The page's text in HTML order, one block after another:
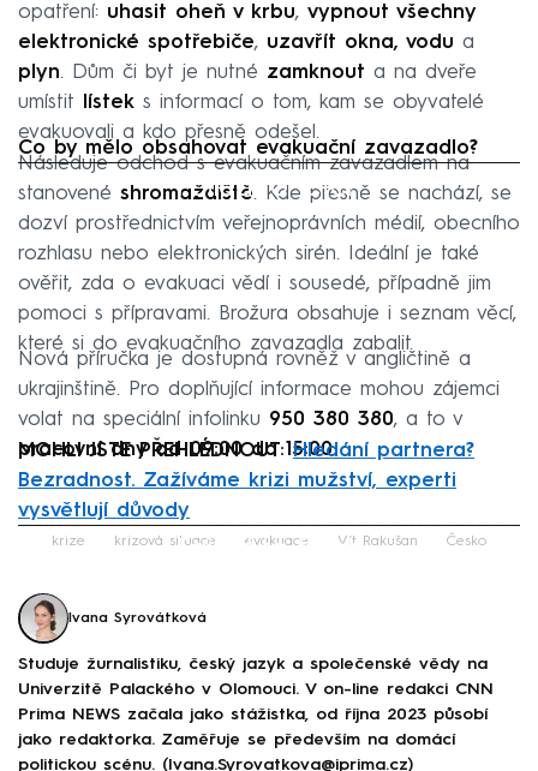
opatření: uhasit oheň v krbu, vypnout všechny
elektronické spotřebiče, uzavřít okna, vodu a
plyn. Dům či byt je nutné zamknout a na dveře
umístit
lístek s informací o tom, kam se obyvatelé
evakuovali a kdo přesně odešel.
Co by mělo obsahovat evakuační zavazadlo?
Failed to fetch
Následuje odchod s evakuačním zavazadlem na
stanovené shromaždiště. Kde přesně se nachází, se
dozví prostřednictvím veřejnoprávních médií, obecního
rozhlasu nebo elektronických sirén. Ideální je také
ověřit, zda o evakuaci vědí i sousedé, případně jim
pomoci s přípravami. Brožura obsahuje i seznam věcí,
které si do evakuačního zavazadla zabalit.
Nová příručka je dostupná rovněž v angličtině a
ukrajinštině. Pro doplňující informace mohou zájemci
volat na speciální infolinku 950 380 380, a to v
pracovní dny od 09:00 do 15:00.
MOHLI JSTE PŘEHLÉDNOUT:Hledání partnera?
Bezradnost. Zažíváme krizi mužství, experti
vysvětlují důvody
Failed to fetch
krize krizová situace evakuace Vít Rakušan Česko
Ivana Syrovátková
Studuje žurnalistiku, český jazyk a společenské vědy na
Univerzitě Palackého v Olomouci. V on-line redakci CNN
Prima NEWS začala jako stážistka, od října 2023 působí
jako redaktorka. Zaměřuje se především na domácí
politickou scénu. (Ivana.Syrovatkova@iprima.cz)